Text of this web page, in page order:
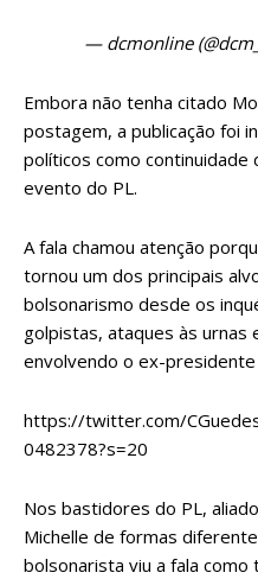
— dcmonline
Embora não tenha citado
postagem, a publicação foi
políticos como
evento do PL.
A fala chamou atenção
tornou um dos principais
bolsonarismo desde os
golpistas, ataques às urnas
envolvendo o ex-presidente
https://twitter.com/
0482378?s=20
Nos bastidores do PL,
Michelle de formas
bolsonarista viu a fala